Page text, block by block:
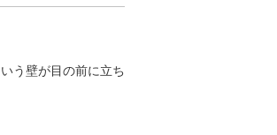
う壁が目の前に立ち